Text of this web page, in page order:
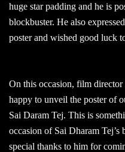
huge star padding and he is
blockbuster. He also
poster and wished good luck
On this occasion, film
happy to unveil the poster of
Sai Daram Tej. This is
occasion of Sai Dharam
special thanks to him for